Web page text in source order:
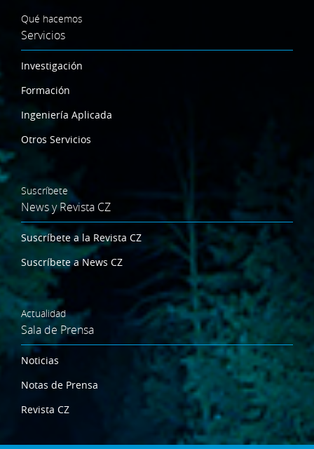
Qué hacemos
Servicios
Investigación
Formación
Ingeniería Aplicada
Otros Servicios
Suscríbete
News y Revista CZ
Suscríbete a la Revista CZ
Suscríbete a News CZ
Actualidad
Sala de Prensa
Noticias
Notas de Prensa
Revista CZ